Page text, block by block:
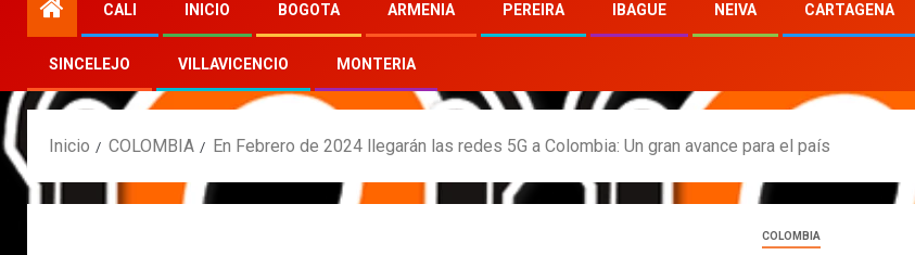
CALI INICIO BOGOTA ARMENIA PEREIRA IBAGUE NEIVA CARTAGENA
SINCELEJO VILLAVICENCIO MONTERIA
Inicio COLOMBIA En Febrero de 2024 llegarán las redes 5G a Colombia: Un gran avance para el país
COLOMBIA